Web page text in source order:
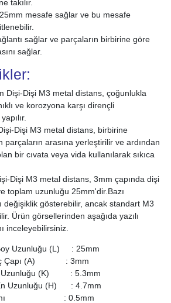
takılır.
mesafe sağlar ve bu mesafe
sağlar ve parçaların birbirine göre
sağlar.
Dişi-Dişi M3 metal distans, çoğunlukla
ve korozyona karşı dirençli
Dişi M3 metal distans, birbirine
parçaların arasına yerleştirilir ve ardından
bir cıvata veya vida kullanılarak sıkıca
Dişi M3 metal distans, 3mm çapında dişi
toplam uzunluğu 25mm'dir.Bazı
değişiklik gösterebilir, ancak standart M3
Ürün görsellerinden aşağıda yazılı
inceleyebilirsiniz.
Uzunluğu (L) : 25mm
İç Çapı (A) : 3mm
Uzunluğu (K) : 5.3mm
Uzunluğu (H) : 4.7mm
: 0.5mm